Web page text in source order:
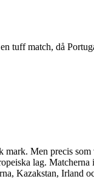
tuff match, då
mark. Men precis
lag.
Kazakstan, Irland